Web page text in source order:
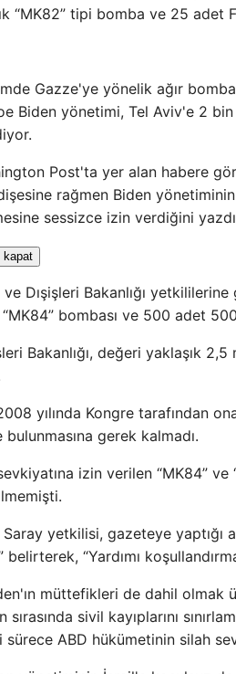
“MK82” tipi bomba ve 25 adet
Gazze'ye yönelik ağır
Biden yönetimi, Tel Aviv'e 2
Post'ta yer alan habere
rağmen Biden
sessizce izin verdiğini
Dışişleri Bakanlığı
bombası ve 500 adet
Bakanlığı, değeri yaklaşık
yılında Kongre tarafından
gerek kalmadı.
izin verilen “MK84”
yetkilisi, gazeteye yaptığı
belirterek, “Yardımı
müttefikleri de dahil olmak
sırasında sivil kayıplarını
ABD hükümetinin silah